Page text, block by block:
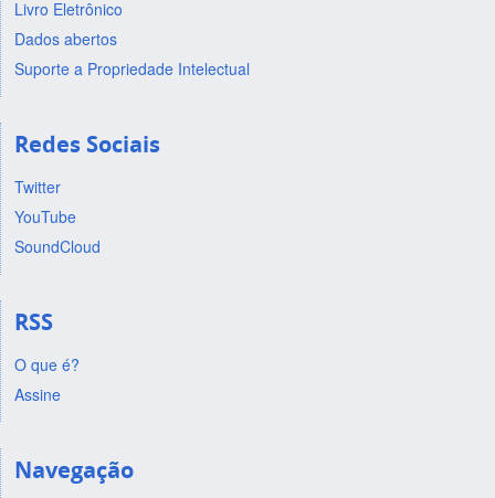
Livro Eletrônico
Dados abertos
Suporte a Propriedade Intelectual
Redes Sociais
Twitter
YouTube
SoundCloud
RSS
O que é?
Assine
Navegação